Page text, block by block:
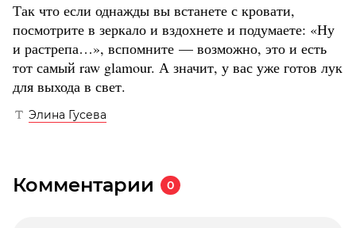
Так что если однажды вы встанете с кровати,
посмотрите в зеркало и вздохнете и подумаете: «Ну
и растрепа…», вспомните — возможно, это и есть
тот самый raw glamour. А значит, у вас уже готов лук
для выхода в свет.
Элина Гусева
Комментарии 0